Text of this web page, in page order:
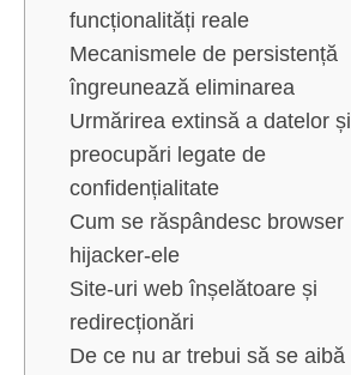
funcționalități reale
Mecanismele de persistență
îngreunează eliminarea
Urmărirea extinsă a datelor și
preocupări legate de
confidențialitate
Cum se răspândesc browser
hijacker-ele
Site-uri web înșelătoare și
redirecționări
De ce nu ar trebui să se aibă